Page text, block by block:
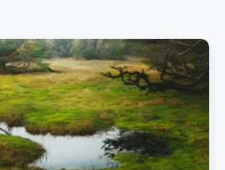
minimum planter un micocoulier
de racines deviennent-ils